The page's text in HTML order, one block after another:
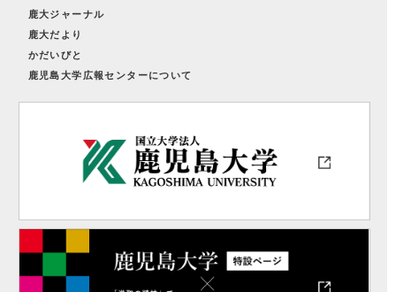
鹿大ジャーナル
鹿大だより
かだいびと
鹿児島大学広報センターについて